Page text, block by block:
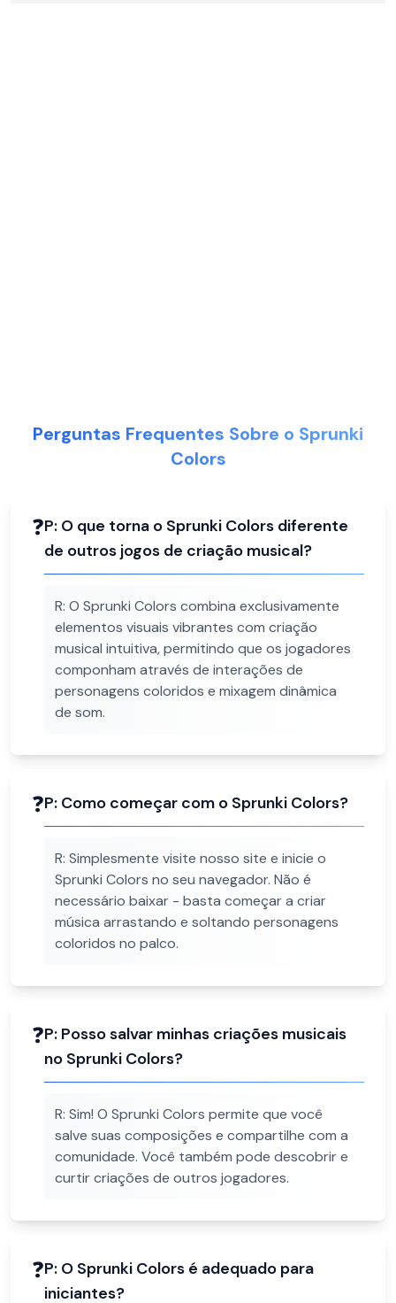
Perguntas Frequentes Sobre o Sprunki
Colors
❓P: O que torna o Sprunki Colors diferente
de outros jogos de criação musical?
R: O Sprunki Colors combina exclusivamente
elementos visuais vibrantes com criação
musical intuitiva, permitindo que os jogadores
componham através de interações de
personagens coloridos e mixagem dinâmica
de som.
❓P: Como começar com o Sprunki Colors?
R: Simplesmente visite nosso site e inicie o
Sprunki Colors no seu navegador. Não é
necessário baixar - basta começar a criar
música arrastando e soltando personagens
coloridos no palco.
❓P: Posso salvar minhas criações musicais
no Sprunki Colors?
R: Sim! O Sprunki Colors permite que você
salve suas composições e compartilhe com a
comunidade. Você também pode descobrir e
curtir criações de outros jogadores.
❓P: O Sprunki Colors é adequado para
iniciantes?